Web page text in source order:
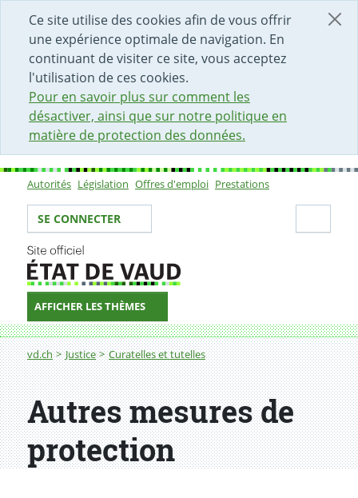
Ce site utilise des cookies afin de vous offrir
une expérience optimale de navigation. En
continuant de visiter ce site, vous acceptez
l'utilisation de ces cookies.
Pour en savoir plus sur comment les
désactiver, ainsi que sur notre politique en
matière de protection des données.
DÉBUT DU CONTENU DE LA PAGE
ACCÈS AU CHAMP DE RECHERCHE
PAGE D'ACCUEIL
FORMULAIRE DE CONTACT
Sous-navigation
Autorités Législation Offres d'emploi Prestations
Votre identité
SE CONNECTER
AFFICHER LES THÈMES
Fil d'Ariane
vd.ch Justice Curatelles et tutelles
Autres mesures de protection
Autres mesures de
protection